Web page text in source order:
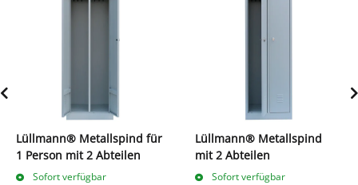
Lüllmann® Metallspind für
1 Person mit 2 Abteilen
Sofort verfügbar
Lüllmann® Metallspind
mit 2 Abteilen
Sofort verfügbar